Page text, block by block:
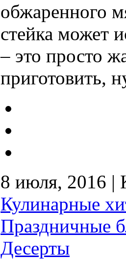
обжаренного
стейка может
– это просто
приготовить,
8 июля, 2016 |
Кулинарные
Праздничные
Десерты